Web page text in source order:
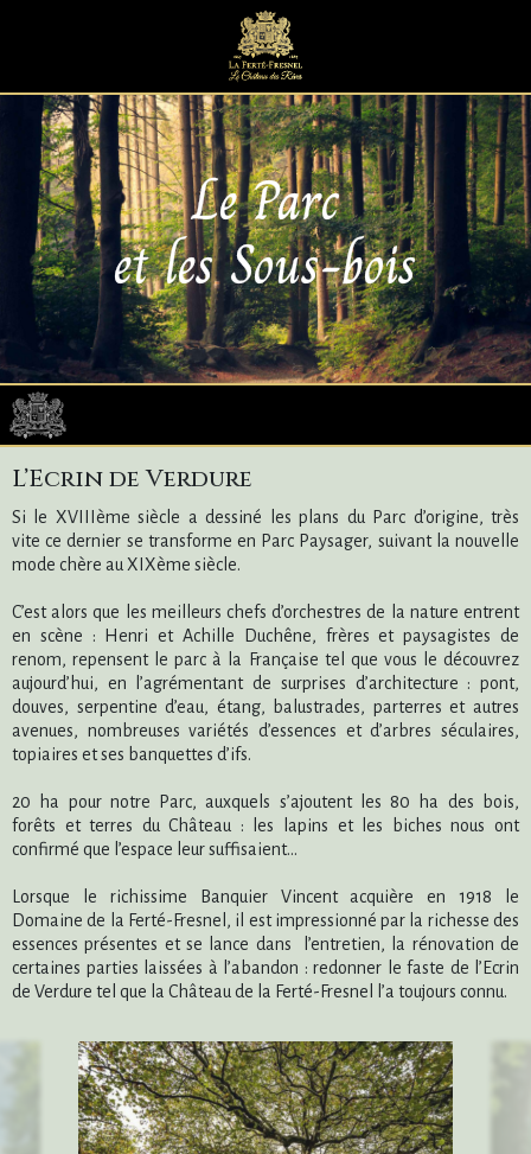
Le Parc
et les Sous-bois
L’Ecrin de Verdure
Si le XVIIIème siècle a dessiné les plans du Parc d’origine, très
vite ce dernier se transforme en Parc Paysager, suivant la nouvelle
mode chère au XIXème siècle.
C’est alors que les meilleurs chefs d’orchestres de la nature entrent
en scène : Henri et Achille Duchêne, frères et paysagistes de
renom, repensent le parc à la Française tel que vous le découvrez
aujourd’hui, en l’agrémentant de surprises d’architecture : pont,
douves, serpentine d’eau, étang, balustrades, parterres et autres
avenues, nombreuses variétés d’essences et d’arbres séculaires,
topiaires et ses banquettes d’ifs.
20 ha pour notre Parc, auxquels s’ajoutent les 80 ha des bois,
forêts et terres du Château : les lapins et les biches nous ont
confirmé que l’espace leur suffisaient…
Lorsque le richissime Banquier Vincent acquière en 1918 le
Domaine de la Ferté-Fresnel, il est impressionné par la richesse des
essences présentes et se lance dans l’entretien, la rénovation de
certaines parties laissées à l’abandon : redonner le faste de l’Ecrin
de Verdure tel que la Château de la Ferté-Fresnel l’a toujours connu.